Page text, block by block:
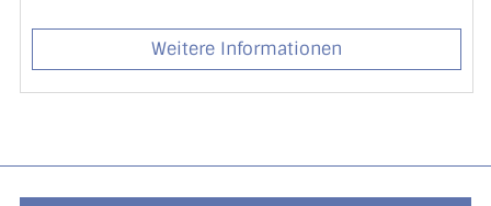
Weitere Informationen